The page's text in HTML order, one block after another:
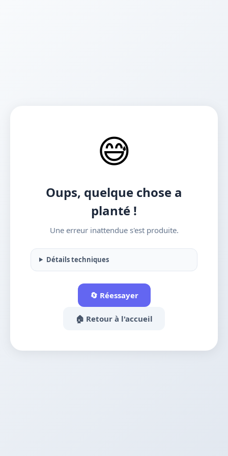
😅
Oups, quelque chose a
planté !
Une erreur inattendue s'est produite.
Détails techniques
🔄 Réessayer
🏠 Retour à l'accueil